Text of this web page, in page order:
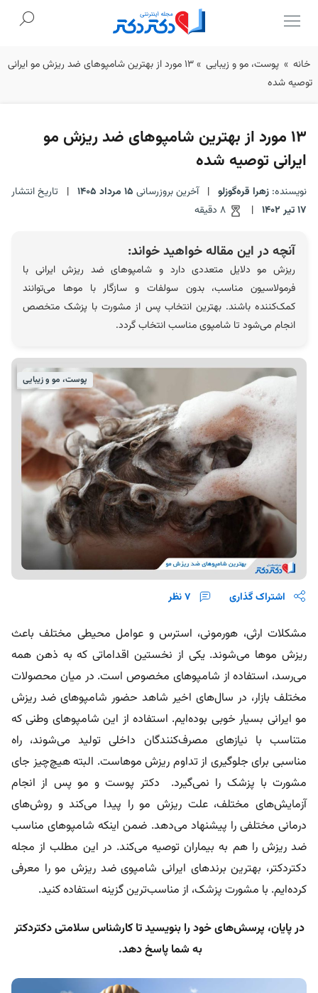
Skip
to
خانه » پوست، مو و زیبایی »
13 مورد از بهترین شامپوهای ضد ریزش مو ایرانی
توصیه شده
13 مورد از بهترین شامپوهای ضد ریزش مو
ایرانی توصیه شده
نویسنده: زهرا قره‌گوزلو | آخرین بروزرسانی 15 مرداد 1405 |
تاریخ انتشار
17 تیر 1402
|
آنچه در این مقاله خواهید خواند:
ریزش مو دلایل متعددی دارد و شامپوهای ضد ریزش ایرانی با
فرمولاسیون مناسب، بدون سولفات و سازگار با موها می‌توانند
کمک‌کننده باشند. بهترین انتخاب پس از مشورت با پزشک متخصص
انجام می‌شود تا شامپوی مناسب انتخاب گردد.
پوست، مو و زیبایی
اشتراک گذاری 7نظر
مشکلات ارثی، هورمونی، استرس و عوامل محیطی مختلف باعث
ریزش موها می‌شوند. یکی از نخستین اقداماتی که به ذهن همه
می‌رسد، استفاده از شامپوهای مخصوص است. در میان محصولات
مختلف بازار، در سال‌های اخیر شاهد حضور شامپوهای ضد ریزش
مو ایرانی بسیار خوبی بوده‌ایم. استفاده از این شامپوهای وطنی که
متناسب با نیازهای مصرف‌کنندگان داخلی تولید می‌شوند، راه
مناسبی برای جلوگیری از تداوم ریزش موهاست. البته هیچ‌چیز جای
مشورت با پزشک را نمی‌گیرد. دکتر پوست و مو پس از انجام
آزمایش‌های مختلف، علت ریزش مو را پیدا می‌کند و روش‌های
درمانی مختلفی را پیشنهاد می‌دهد. ضمن اینکه شامپوهای مناسب
ضد ریزش را هم به بیماران توصیه می‌کند. در این مطلب از مجله
دکتردکتر، بهترین برندهای ایرانی شامپوی ضد ریزش مو را معرفی
کرده‌ایم. با مشورت پزشک، از مناسب‌ترین گزینه استفاده کنید.
در پایان، پرسش‌های خود را بنویسید تا کارشناس سلامتی دکتردکتر
به شما پاسخ دهد.